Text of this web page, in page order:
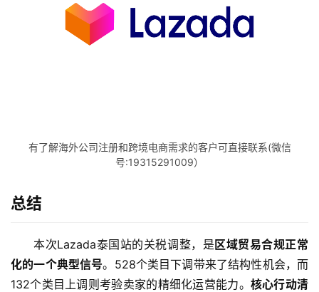
有了解海外公司注册和跨境电商需求的客户可直接联系(微信
号:19315291009）
总结
本次Lazada泰国站的关税调整，是区域贸易合规正常
化的一个典型信号。528个类目下调带来了结构性机会，而
132个类目上调则考验卖家的精细化运营能力。 核心行动清